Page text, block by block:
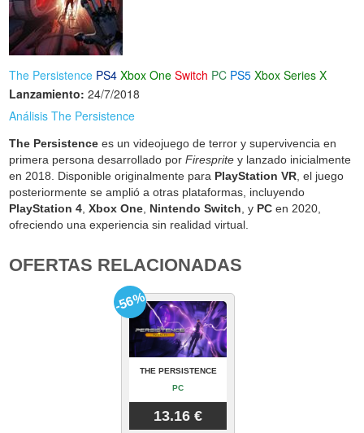
The Persistence PS4 Xbox One Switch PC PS5 Xbox Series X
Lanzamiento: 24/7/2018
Análisis The Persistence
The Persistence es un videojuego de terror y supervivencia en
primera persona desarrollado porFiresprite y lanzado inicialmente
en 2018. Disponible originalmente para PlayStation VR , el juego
posteriormente se amplió a otras plataformas, incluyendo
PlayStation 4 ,Xbox One Nintendo Switch , y PC en 2020,
ofreciendo una experiencia sin realidad virtual.
OFERTAS RELACIONADAS
THE PERSISTENCE
PC
13.16 €
-56%